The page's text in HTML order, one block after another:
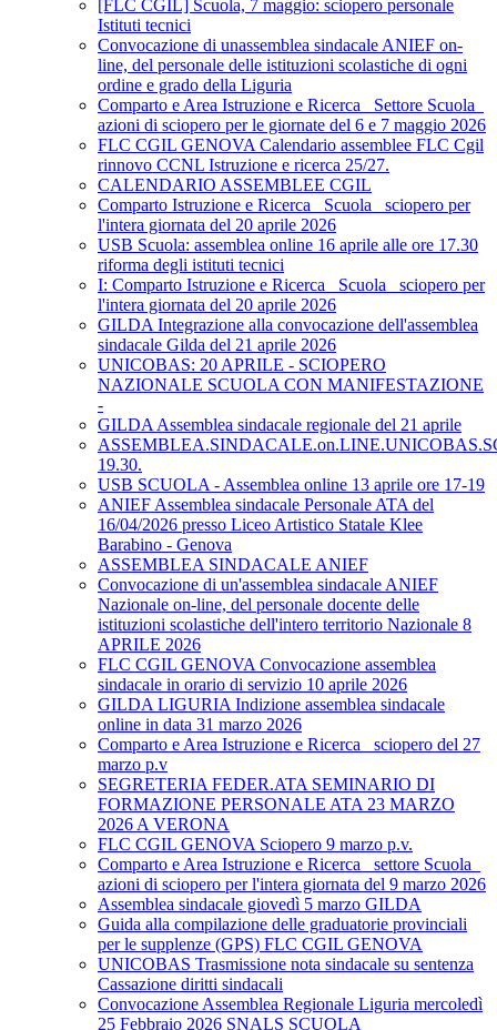
[FLC CGIL] Scuola, 7 maggio: sciopero personale
Istituti tecnici
Convocazione di unassemblea sindacale ANIEF on-
line, del personale delle istituzioni scolastiche di ogni
ordine e grado della Liguria
Comparto e Area Istruzione e Ricerca_ Settore Scuola_
azioni di sciopero per le giornate del 6 e 7 maggio 2026
FLC CGIL GENOVA Calendario assemblee FLC Cgil
rinnovo CCNL Istruzione e ricerca 25/27.
CALENDARIO ASSEMBLEE CGIL
Comparto Istruzione e Ricerca_ Scuola_ sciopero per
l'intera giornata del 20 aprile 2026
USB Scuola: assemblea online 16 aprile alle ore 17.30
riforma degli istituti tecnici
I: Comparto Istruzione e Ricerca_ Scuola_ sciopero per
l'intera giornata del 20 aprile 2026
GILDA Integrazione alla convocazione dell'assemblea
sindacale Gilda del 21 aprile 2026
UNICOBAS: 20 APRILE - SCIOPERO
NAZIONALE SCUOLA CON MANIFESTAZIONE
-
GILDA Assemblea sindacale regionale del 21 aprile
19.30.
USB SCUOLA - Assemblea online 13 aprile ore 17-19
ANIEF Assemblea sindacale Personale ATA del
16/04/2026 presso Liceo Artistico Statale Klee
Barabino - Genova
ASSEMBLEA SINDACALE ANIEF
Convocazione di un'assemblea sindacale ANIEF
Nazionale on-line, del personale docente delle
istituzioni scolastiche dell'intero territorio Nazionale 8
APRILE 2026
FLC CGIL GENOVA Convocazione assemblea
sindacale in orario di servizio 10 aprile 2026
GILDA LIGURIA Indizione assemblea sindacale
online in data 31 marzo 2026
Comparto e Area Istruzione e Ricerca_ sciopero del 27
marzo p.v
SEGRETERIA FEDER.ATA SEMINARIO DI
FORMAZIONE PERSONALE ATA 23 MARZO
2026 A VERONA
FLC CGIL GENOVA Sciopero 9 marzo p.v.
Comparto e Area Istruzione e Ricerca_ settore Scuola_
azioni di sciopero per l'intera giornata del 9 marzo 2026
Assemblea sindacale giovedì 5 marzo GILDA
Guida alla compilazione delle graduatorie provinciali
per le supplenze (GPS) FLC CGIL GENOVA
UNICOBAS Trasmissione nota sindacale su sentenza
Cassazione diritti sindacali
Convocazione Assemblea Regionale Liguria mercoledì
25 Febbraio 2026 SNALS SCUOLA